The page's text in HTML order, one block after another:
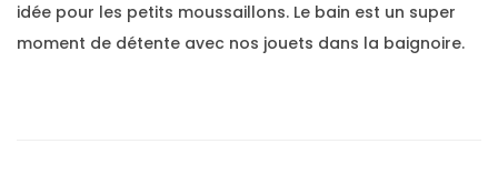
idée pour les petits moussaillons. Le bain est un super
moment de détente avec nos jouets dans la baignoire.